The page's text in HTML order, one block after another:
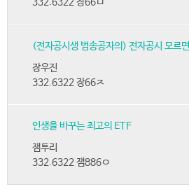
(전자공시생 범송공자의) 전자공시 모르
장우진
332.6322 장66ㅈ
인생을 바꾸는 최고의 ETF
잼투리
332.6322 잼886ㅇ